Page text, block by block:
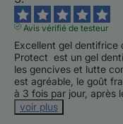
Avis vérifié de testeur
Excellent gel dentifrice
Protect  est un gel
les gencives et lutte
est agréable, le goût
à 3 fois par jour, après
voir plus